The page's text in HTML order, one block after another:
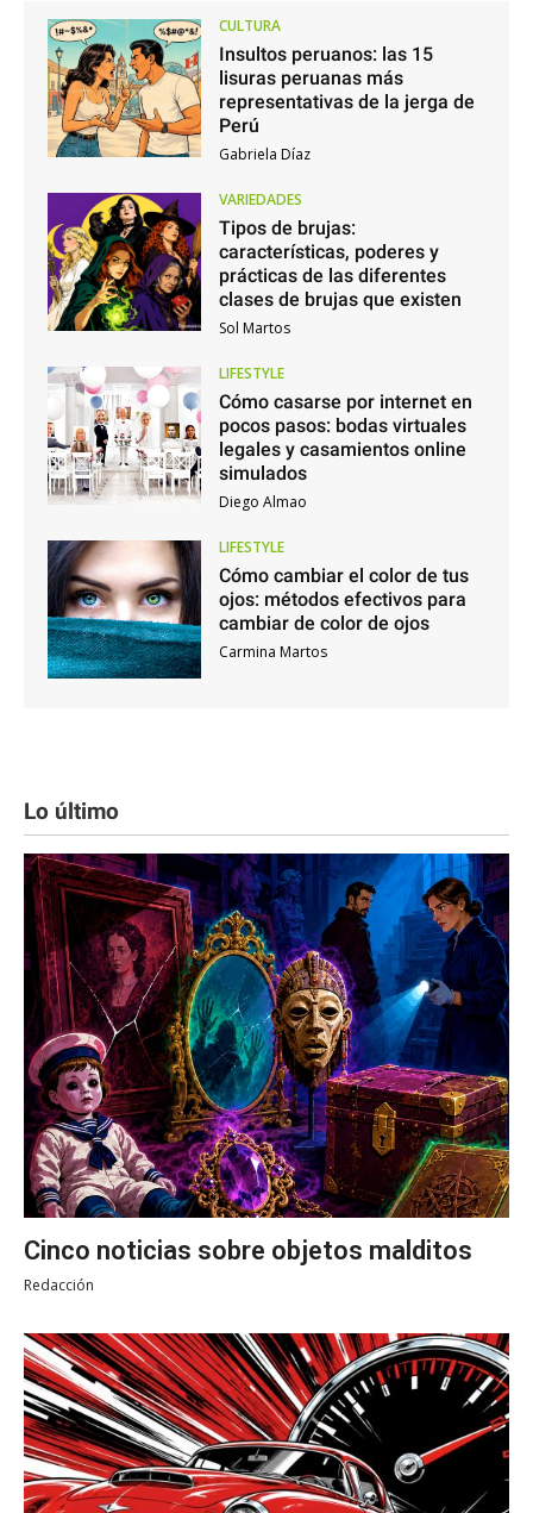
CULTURA
Insultos peruanos: las 15
lisuras peruanas más
representativas de la jerga de
Perú
Gabriela Díaz
VARIEDADES
Tipos de brujas:
características, poderes y
prácticas de las diferentes
clases de brujas que existen
Sol Martos
LIFESTYLE
Cómo casarse por internet en
pocos pasos: bodas virtuales
legales y casamientos online
simulados
Diego Almao
LIFESTYLE
Cómo cambiar el color de tus
ojos: métodos efectivos para
cambiar de color de ojos
Carmina Martos
Lo último
Cinco noticias sobre objetos malditos
Redacción